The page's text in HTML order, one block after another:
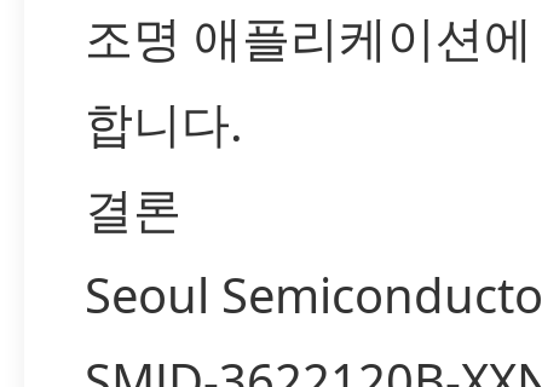
조명 애플리케이션
합니다.
결론
Seoul